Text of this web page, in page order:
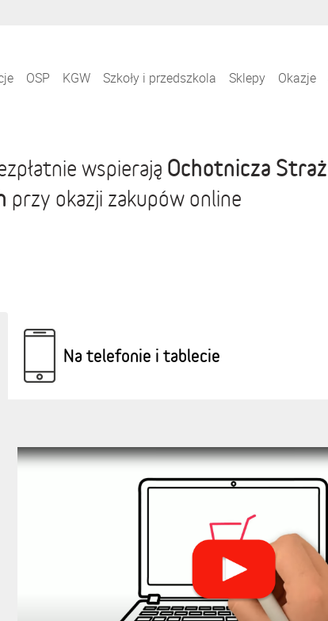
OSP KGW Szkoły i przedszkola Sklepy Okazje
wspierają Ochotnicza Straż
przy okazji zakupów online
Na telefonie i tablecie